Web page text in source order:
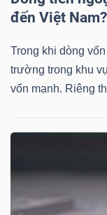
đến Việt Nam?
Trong khi dòng
trường trong khu
vốn mạnh. Riêng